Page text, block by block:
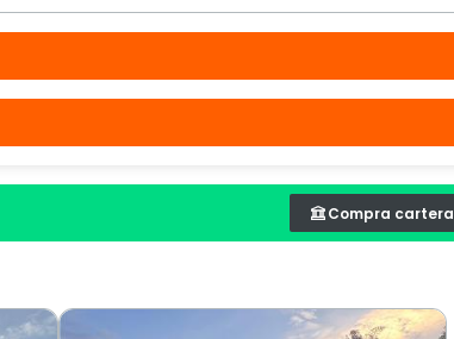
Compra cartera